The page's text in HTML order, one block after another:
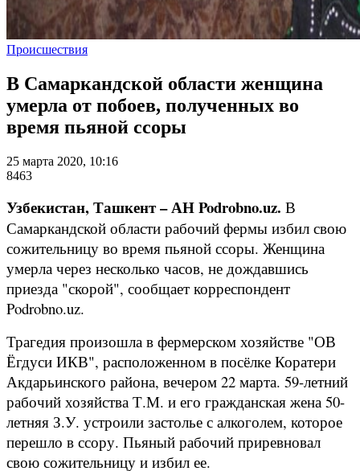
Происшествия
В Самаркандской области женщина
умерла от побоев, полученных во
время пьяной ссоры
25 марта 2020, 10:16
8463
Узбекистан, Ташкент – АН Podrobno.uz. В
Самаркандской области рабочий фермы избил свою
сожительницу во время пьяной ссоры. Женщина
умерла через несколько часов, не дождавшись
приезда "скорой", сообщает корреспондент
Podrobno.uz.
Трагедия произошла в фермерском хозяйстве "ОВ
Ёгдуси ИКВ", расположенном в посёлке Коратери
Акдарьинского района, вечером 22 марта. 59-летний
рабочий хозяйства Т.М. и его гражданская жена 50-
летняя З.У. устроили застолье с алкоголем, которое
перешло в ссору. Пьяный рабочий приревновал
свою сожительницу и избил ее.